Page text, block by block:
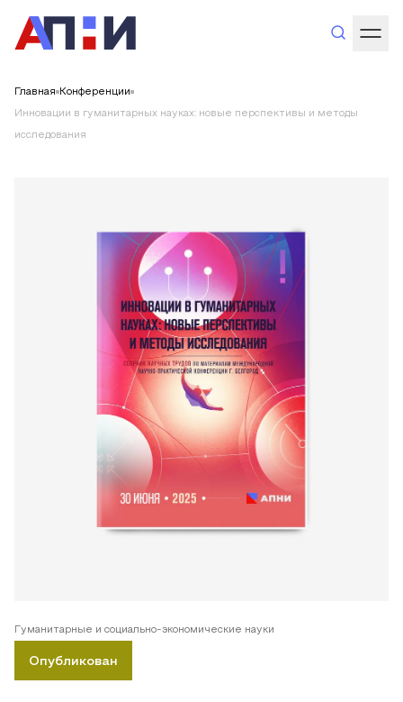
Главная Конференции
Инновации в гуманитарных науках: новые перспективы и методы
исследования
Гуманитарные и социально-экономические науки
Опубликован